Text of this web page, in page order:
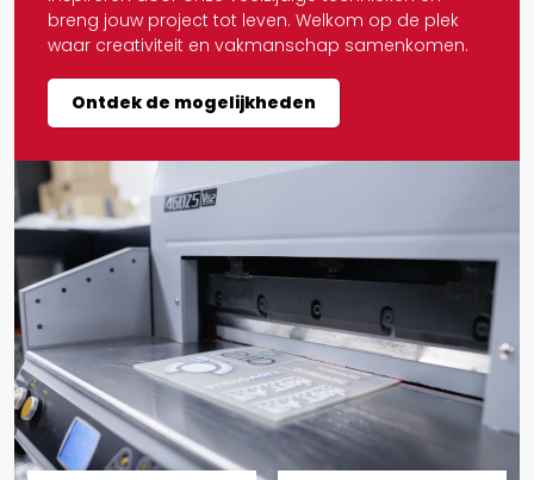
breng jouw project tot leven. Welkom op de plek
waar creativiteit en vakmanschap samenkomen.
Ontdek de mogelijkheden